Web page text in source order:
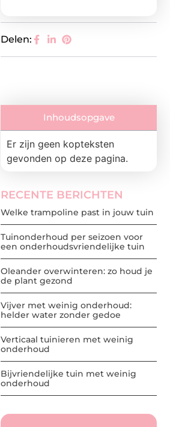
Delen:
Inhoudsopgave
Er zijn geen kopteksten
gevonden op deze pagina.
RECENTE BERICHTEN
Welke trampoline past in jouw tuin
Tuinonderhoud per seizoen voor
een onderhoudsvriendelijke tuin
Oleander overwinteren: zo houd je
de plant gezond
Vijver met weinig onderhoud:
helder water zonder gedoe
Verticaal tuinieren met weinig
onderhoud
Bijvriendelijke tuin met weinig
onderhoud